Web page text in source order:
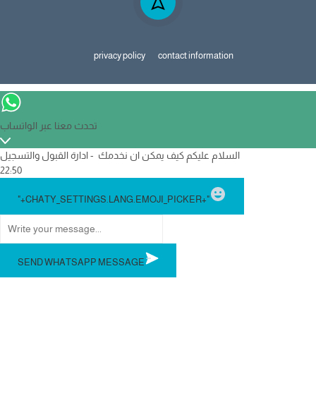
privacy policy contact information
تحدث معنا عبر الواتساب
السلام عليكم كيف يمكن ان نخدمك - ادارة القبول والتسجيل
22:50
"+CHATY_SETTINGS.LANG.EMOJI_PICKER+"
SEND WHATSAPP MESSAGE